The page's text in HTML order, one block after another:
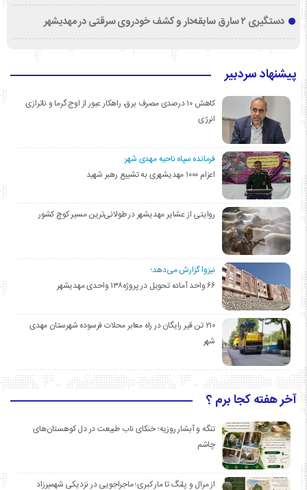
دستگیری ۲ سارق سابقه‌دار و کشف خودروی سرقتی در مهدیشهر
پیشنهاد سردبیر
کاهش ۱۰ درصدی مصرف برق، راهکار عبور از اوج گرما و ناترازی
انرژی
فرمانده سپاه ناحیه مهدی شهر:
اعزام ۱۰۰۰ مهدیشهری به تشییع رهبر شهید
روایتی از عشایر مهدیشهر در طولانی‌ترین مسیر کوچ کشور
نیزوا گزارش می‌دهد؛
۶۶ واحد آماده تحویل در پروژه۱۳۸ واحدی مهدیشهر
۲۱۰ تن قیر رایگان در راه معابر محلات فرسوده شهرستان مهدی
شهر
آخر هفته کجا برم ؟
تنگه و آبشار روزیه؛ خنکای ناب طبیعت در دل کوهستان‌های
چاشم
از مرال و پلنگ تا مار کبری؛ ماجراجویی در نزدیکی شهمیرزاد